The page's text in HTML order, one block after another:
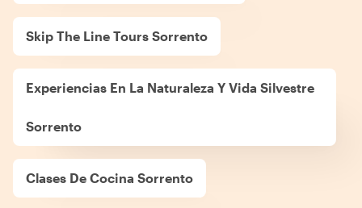
Skip The Line Tours Sorrento
Experiencias En La Naturaleza Y Vida Silvestre
Sorrento
Clases De Cocina Sorrento